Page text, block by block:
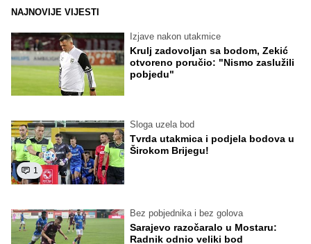
NAJNOVIJE VIJESTI
Izjave nakon utakmice
Krulj zadovoljan sa bodom, Zekić
otvoreno poručio: "Nismo zaslužili
pobjedu"
1
Sloga uzela bod
Tvrda utakmica i podjela bodova u
Širokom Brijegu!
Bez pobjednika i bez golova
Sarajevo razočaralo u Mostaru:
Radnik odnio veliki bod